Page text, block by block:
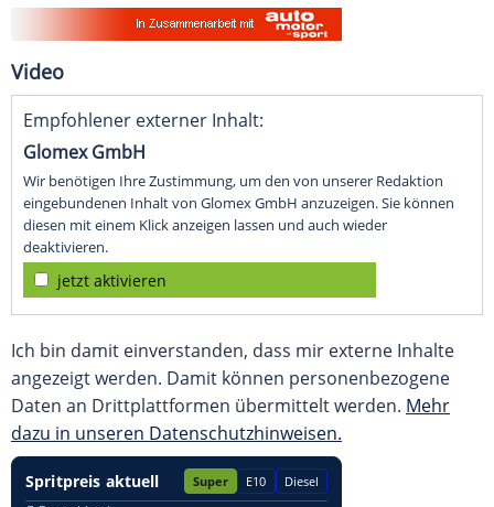
Video
Empfohlener externer Inhalt:
Glomex GmbH
Wir benötigen Ihre Zustimmung, um den von unserer Redaktion
eingebundenen Inhalt von Glomex GmbH anzuzeigen. Sie können
diesen mit einem Klick anzeigen lassen und auch wieder
deaktivieren.
jetzt aktivieren
Ich bin damit einverstanden, dass mir externe Inhalte
angezeigt werden. Damit können personenbezogene
Daten an Drittplattformen übermittelt werden. Mehr
dazu in unseren Datenschutzhinweisen.